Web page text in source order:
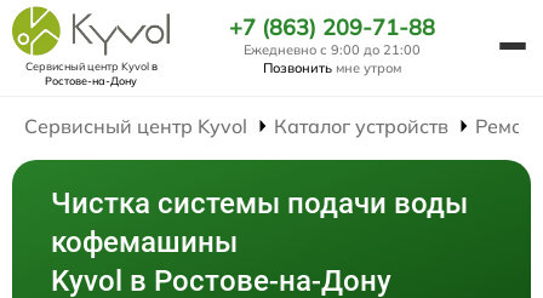
Сервисный центр Kyvolв
Ростове-на-Дону
+7 (863) 209-71-88
Ежедневно с 9:00 до 21:00
Позвонить мне утром
Сервисный центр Kyvol Каталог устройств
Чистка системы подачи воды
кофемашины
Kyvol в Ростове-на-Дону